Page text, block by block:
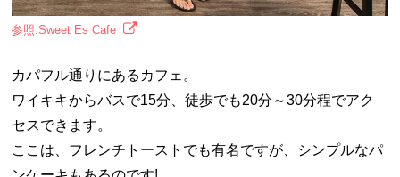
参照:Sweet Es Cafe
カパフル通りにあるカフェ。
ワイキキからバスで15分、徒歩でも20分～30分程でアク
セスできます。
ここは、フレンチトーストでも有名ですが、シンプルなパ